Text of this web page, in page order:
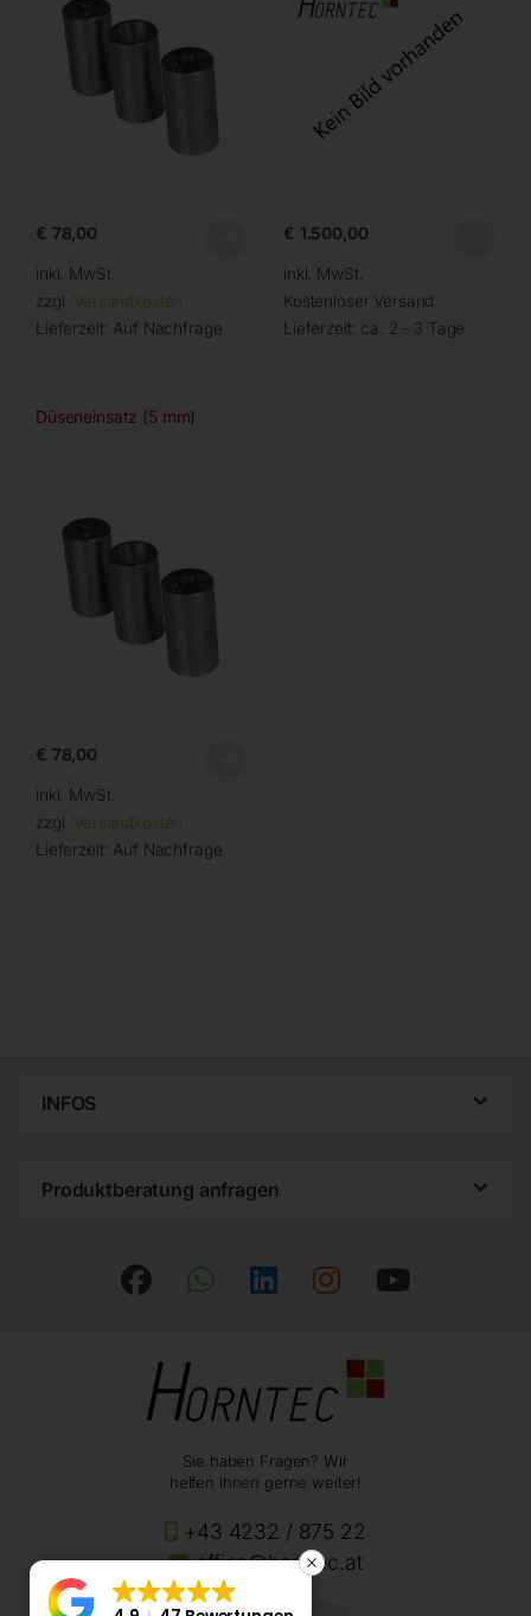
€ 78,00
inkl. MwSt.
zzgl. Versandkosten
Lieferzeit: Auf Nachfrage
€ 1.500,00
inkl. MwSt.
Kostenloser Versand
Lieferzeit: ca. 2 - 3 Tage
Düseneinsatz (5 mm)
€ 78,00
inkl. MwSt.
zzgl. Versandkosten
Lieferzeit: Auf Nachfrage
INFOS
Produktberatung anfragen
Sie haben Fragen? Wir
helfen Ihnen gerne weiter!
+43 4232 / 875 22
office@horntec.at